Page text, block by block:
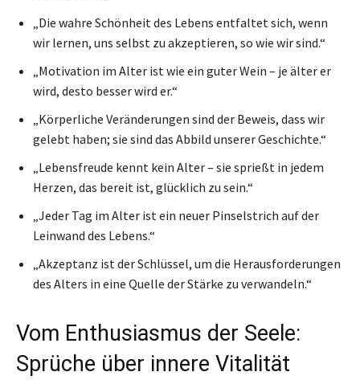
„Die wahre Schönheit des Lebens entfaltet sich, wenn
wir lernen, uns selbst zu akzeptieren, so wie wir sind.“
„Motivation im Alter ist wie ein guter Wein – je älter er
wird, desto besser wird er.“
„Körperliche Veränderungen sind der Beweis, dass wir
gelebt haben; sie sind das Abbild unserer Geschichte.“
„Lebensfreude kennt kein Alter – sie sprießt in jedem
Herzen, das bereit ist, glücklich zu sein.“
„Jeder Tag im Alter ist ein neuer Pinselstrich auf der
Leinwand des Lebens.“
„Akzeptanz ist der Schlüssel, um die Herausforderungen
des Alters in eine Quelle der Stärke zu verwandeln.“
Vom Enthusiasmus der Seele:
Sprüche über innere Vitalität